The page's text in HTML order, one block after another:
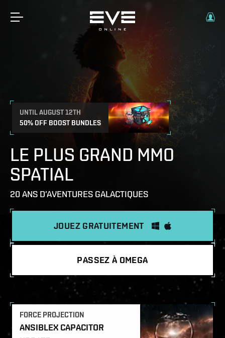
UNTIL AUGUST 12TH
50% OFF BOOST BUNDLES
LE PLUS GRAND MMO
SPATIAL
20 ANS D’AVENTURES GALACTIQUES
JOUEZ GRATUITEMENT
PASSEZ À OMEGA
FORCE PROJECTION
ANSIBLEX CAPACITOR